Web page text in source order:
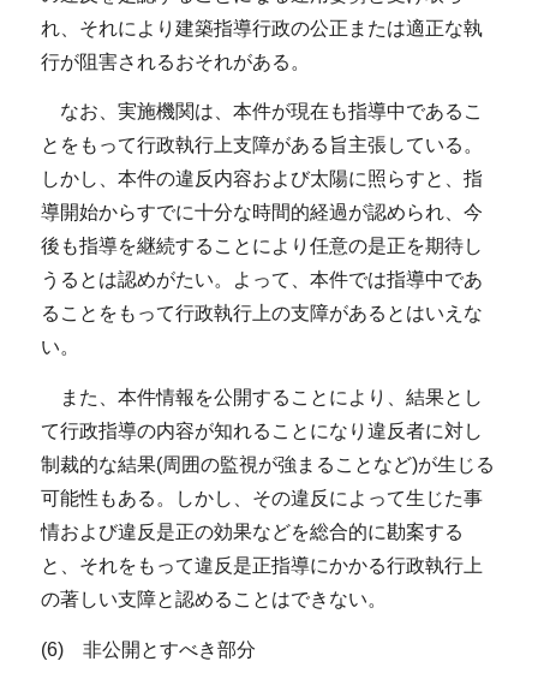
れ、それにより建築指導行政の公正または適正な執
行が阻害されるおそれがある。
なお、実施機関は、本件が現在も指導中であるこ
とをもって行政執行上支障がある旨主張している。
しかし、本件の違反内容および太陽に照らすと、指
導開始からすでに十分な時間的経過が認められ、今
後も指導を継続することにより任意の是正を期待し
うるとは認めがたい。よって、本件では指導中であ
ることをもって行政執行上の支障があるとはいえな
い。
また、本件情報を公開することにより、結果とし
て行政指導の内容が知れることになり違反者に対し
制裁的な結果(周囲の監視が強まることなど)が生じる
可能性もある。しかし、その違反によって生じた事
情および違反是正の効果などを総合的に勘案する
と、それをもって違反是正指導にかかる行政執行上
の著しい支障と認めることはできない。
(6) 非公開とすべき部分